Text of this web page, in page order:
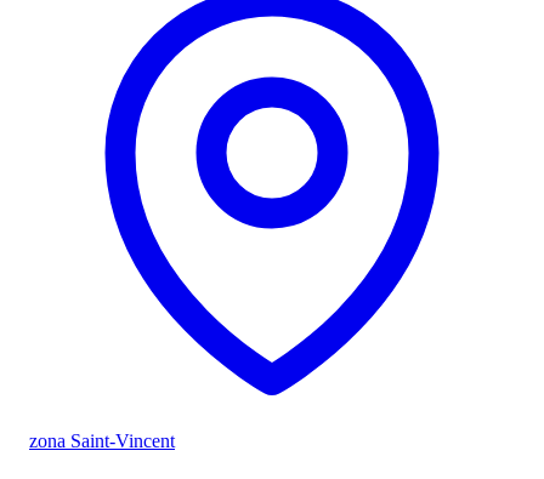
zona Saint-Vincent